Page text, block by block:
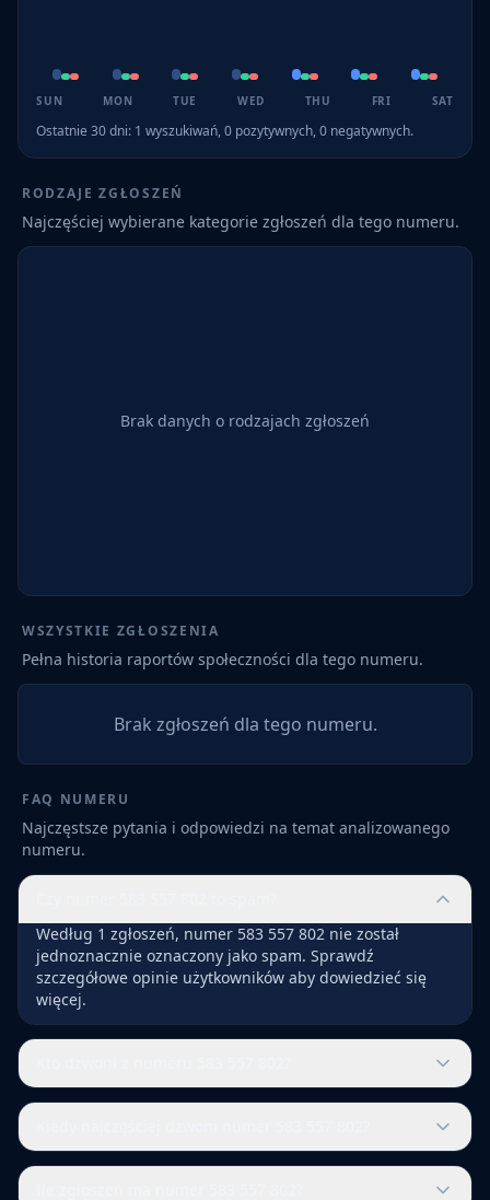
SUN MON TUE WED THU FRI SAT
Ostatnie 30 dni: 1 wyszukiwań,0 pozytywnych,0 negatywnych.
RODZAJE ZGŁOSZEŃ
Najczęściej wybierane kategorie zgłoszeń dla tego numeru.
Brak danych o rodzajach zgłoszeń
WSZYSTKIE ZGŁOSZENIA
Pełna historia raportów społeczności dla tego numeru.
Brak zgłoszeń dla tego numeru.
FAQ NUMERU
Najczęstsze pytania i odpowiedzi na temat analizowanego
numeru.
Według 1 zgłoszeń, numer 583 557 802 nie został
jednoznacznie oznaczony jako spam. Sprawdź
szczegółowe opinie użytkowników aby dowiedzieć się
więcej.